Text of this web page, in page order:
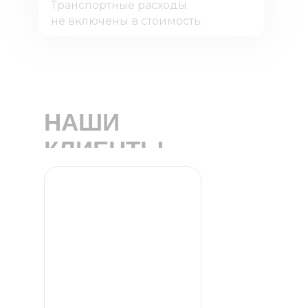
Транспортные расходы
не включены в стоимость.
НАШИ
КЛИЕНТЫ